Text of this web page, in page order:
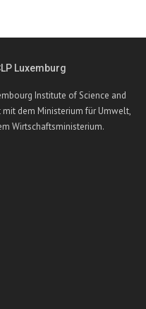
Luxemburg
Institute of Science and
dem Ministerium für Umwelt,
Wirtschaftsministerium.